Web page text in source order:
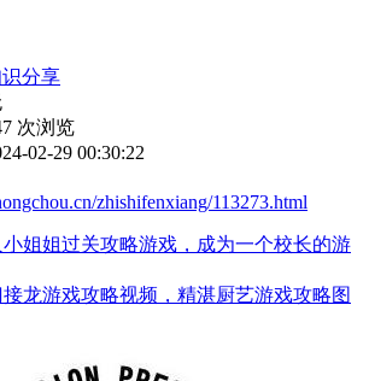
分享
次浏览
02-29 00:30:22
zhishifenxiang/113273.html
姐姐过关攻略游戏，成为一个校长的游
龙游戏攻略视频，精湛厨艺游戏攻略图